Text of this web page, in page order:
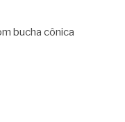
bucha cônica